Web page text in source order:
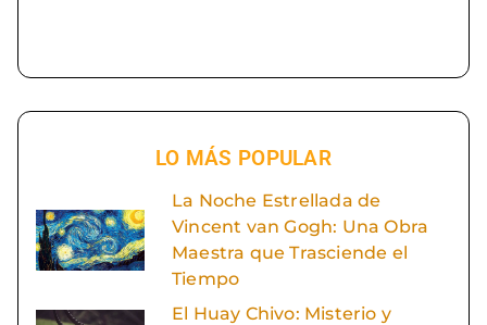
LO MÁS POPULAR
La Noche Estrellada de
Vincent van Gogh: Una Obra
Maestra que Trasciende el
Tiempo
El Huay Chivo: Misterio y